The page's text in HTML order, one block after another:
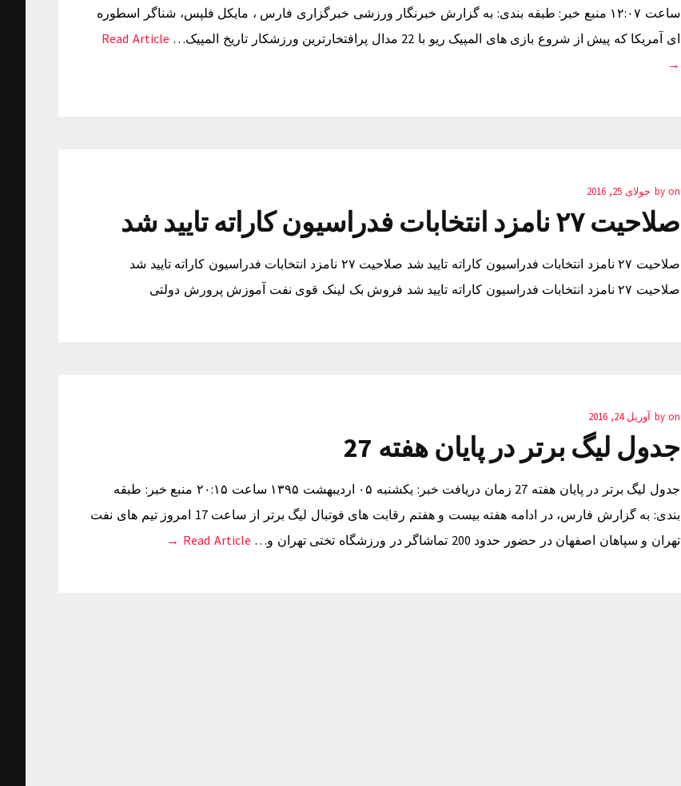
ساعت ۱۲:۰۷ منبع خبر: طبقه بندی: به گزارش خبرنگار ورزشی خبرگزاری فارس ، مایکل فلپس، شناگر اسطوره
ای آمریکا که پیش از شروع بازی های المپیک ریو با 22 مدال پرافتخارترین ورزشکار تاریخ المپیک…
Read Article
→
by on جولای 25, 2016
صلاحیت ۲۷ نامزد انتخابات فدراسیون کاراته تایید شد
صلاحیت ۲۷ نامزد انتخابات فدراسیون کاراته تایید شد صلاحیت ۲۷ نامزد انتخابات فدراسیون کاراته تایید شد
صلاحیت ۲۷ نامزد انتخابات فدراسیون کاراته تایید شد فروش بک لینک قوی نفت آموزش پرورش دولتی
by on آوریل 24, 2016
جدول لیگ برتر در پایان هفته 27
جدول لیگ برتر در پایان هفته 27 زمان دریافت خبر: یکشنبه ۰۵ اردیبهشت ۱۳۹۵ ساعت ۲۰:۱۵ منبع خبر: طبقه
بندی: به گزارش فارس، در ادامه هفته بیست و هفتم رقابت های فوتبال لیگ برتر از ساعت 17 امروز تیم های نفت
تهران و سپاهان اصفهان در حضور حدود 200 تماشاگر در ورزشگاه تختی تهران و…
Read Article →